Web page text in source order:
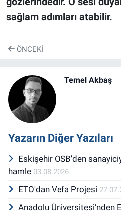
sağlam adımları atabilir.
ÖNCEKI
Temel Akbaş
Yazarın Diğer Yazıları
Eskişehir OSB'den
hamle 03.08.2026
ETO'dan Vefa Projesi
Anadolu Üniversitesi’nden